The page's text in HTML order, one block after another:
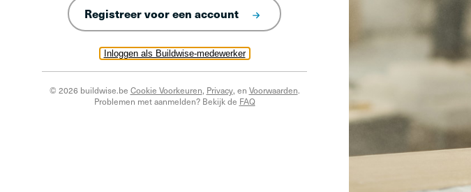
Inloggen als Buildwise-medewerker
Registreer voor een account
© 2026 buildwise.be Cookie Voorkeuren, Privacy, en Voorwaarden.
Problemen met aanmelden? Bekijk de FAQ